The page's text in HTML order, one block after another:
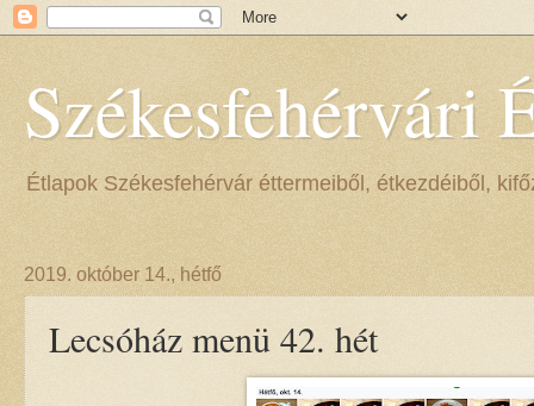
Székesfehérvári
Étlapok Székesfehérvár éttermeiből, étkezdéiből,
2019. október 14., hétfő
Lecsóház menü 42. hét